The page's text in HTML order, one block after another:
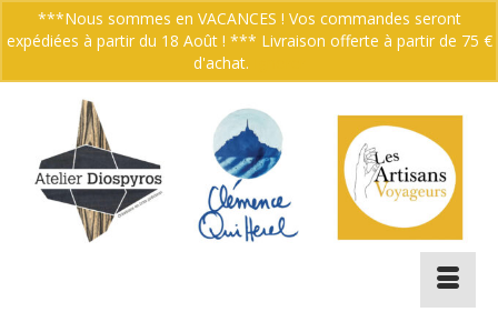
Votre panier 0.00€
***Nous sommes en VACANCES ! Vos commandes seront
expédiées à partir du 18 Août ! *** Livraison offerte à partir de 75 €
d'achat.